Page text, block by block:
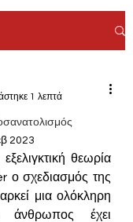
1 λεπτά
2023
θεωρία
ο σχεδιασμός της
μια ολόκληρη
έχει